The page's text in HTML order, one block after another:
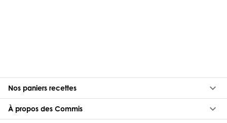
Nos paniers recettes keyboard_arrow_down
À propos des Commis keyboard_arrow_down